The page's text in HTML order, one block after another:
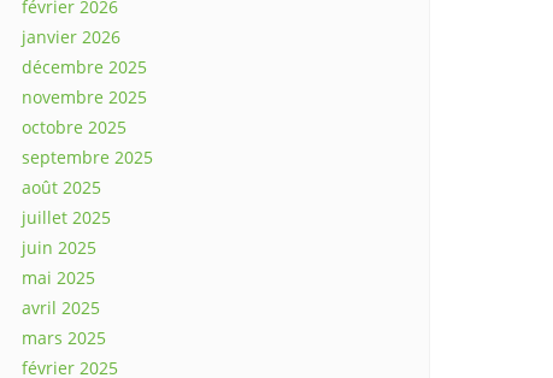
février 2026
janvier 2026
décembre 2025
novembre 2025
octobre 2025
septembre 2025
août 2025
juillet 2025
juin 2025
mai 2025
avril 2025
mars 2025
février 2025